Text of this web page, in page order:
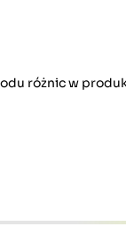
różnic w